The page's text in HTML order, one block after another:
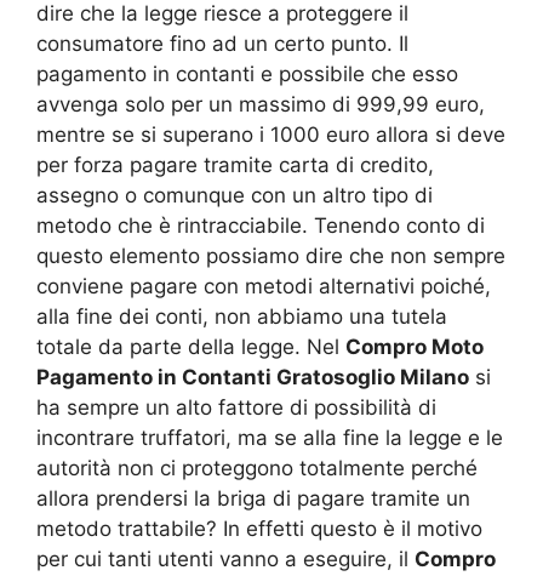
dire che la legge riesce a proteggere il
consumatore fino ad un certo punto. Il
pagamento in contanti e possibile che esso
avvenga solo per un massimo di 999,99 euro,
mentre se si superano i 1000 euro allora si deve
per forza pagare tramite carta di credito,
assegno o comunque con un altro tipo di
metodo che è rintracciabile. Tenendo conto di
questo elemento possiamo dire che non sempre
conviene pagare con metodi alternativi poiché,
alla fine dei conti, non abbiamo una tutela
totale da parte della legge. Nel Compro Moto
Pagamento in Contanti Gratosoglio Milano si
ha sempre un alto fattore di possibilità di
incontrare truffatori, ma se alla fine la legge e le
autorità non ci proteggono totalmente perché
allora prendersi la briga di pagare tramite un
metodo trattabile? In effetti questo è il motivo
per cui tanti utenti vanno a eseguire, il Compro